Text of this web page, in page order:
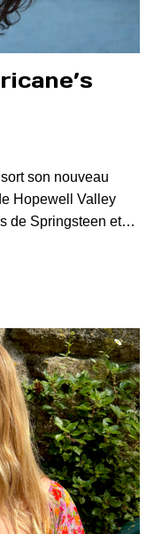
son nouveau
Hopewell Valley
de Springsteen et…